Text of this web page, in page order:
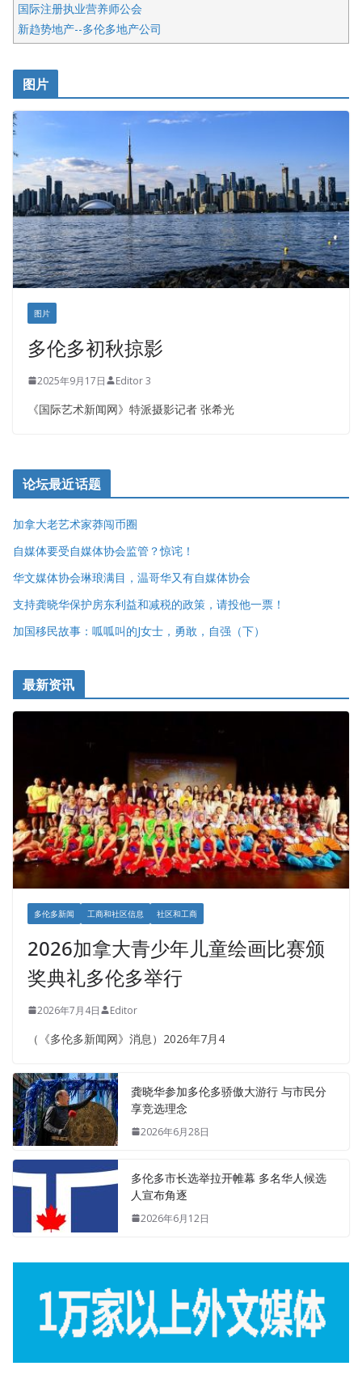
国际注册执业营养师公会
新趋势地产--多伦多地产公司
开明车行KS CAR SALES & SERVICE
健健宝公司
皇后金融集团
正点印艺设计
图片
图片
多伦多初秋掠影
2025年9月17日 Editor 3
《国际艺术新闻网》特派摄影记者 张希光
论坛最近话题
加拿大老艺术家莽闯币圈
自媒体要受自媒体协会监管？惊诧！
华文媒体协会琳琅满目，温哥华又有自媒体协会
支持龚晓华保护房东利益和减税的政策，请投他一票！
加国移民故事：呱呱叫的J女士，勇敢，自强（下）
最新资讯
多伦多新闻 工商和社区信息 社区和工商
2026加拿大青少年儿童绘画比赛颁
奖典礼多伦多举行
2026年7月4日 Editor
（《多伦多新闻网》消息）2026年7月4
龚晓华参加多伦多骄傲大游行 与市民分
享竞选理念
2026年6月28日
多伦多市长选举拉开帷幕 多名华人候选
人宣布角逐
2026年6月12日